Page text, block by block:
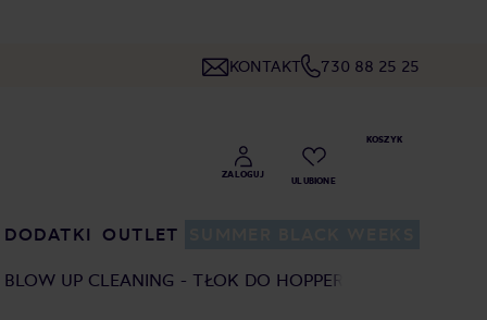
KONTAKT 730 88 25 25
DODATKI OUTLET
UP CLEANING - TŁOK DO HOPPERA